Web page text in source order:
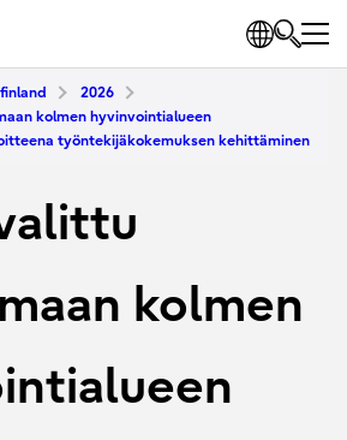
finland
2026
kolmen hyvinvointialueen
työntekijäkokemuksen kehittäminen
kolmen